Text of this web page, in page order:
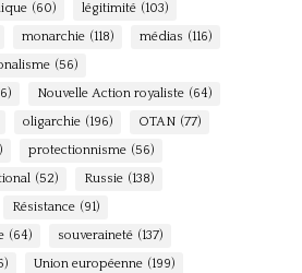
(60) légitimité (103)
monarchie (118) médias (116)
(56)
Nouvelle Action royaliste (64)
oligarchie (196) OTAN (77)
protectionnisme (56)
(52) Russie (138)
Résistance (91)
(64) souveraineté (137)
Union européenne (199)